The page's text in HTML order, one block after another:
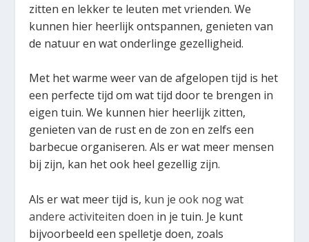
zitten en lekker te leuten met vrienden. We
kunnen hier heerlijk ontspannen, genieten van
de natuur en wat onderlinge gezelligheid.
Met het warme weer van de afgelopen tijd is het
een perfecte tijd om wat tijd door te brengen in
eigen tuin. We kunnen hier heerlijk zitten,
genieten van de rust en de zon en zelfs een
barbecue organiseren. Als er wat meer mensen
bij zijn, kan het ook heel gezellig zijn.
Als er wat meer tijd is, kun je ook nog wat
andere activiteiten doen in je tuin. Je kunt
bijvoorbeeld een spelletje doen, zoals